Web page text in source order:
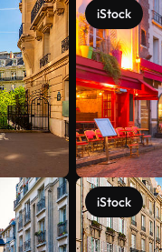
iStock
iStock